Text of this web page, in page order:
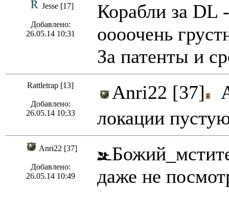
Jesse [17]
Добавлено:
26.05.14 10:31
Корабли за DL
оооочень
За патенты и
Rattletrap [13]
Добавлено:
26.05.14 10:33
Anri22 [37]
локации
Anri22 [37]
Добавлено:
26.05.14 10:49
даже не